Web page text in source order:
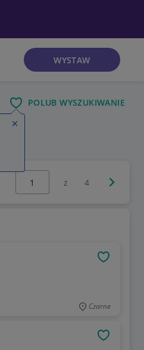
WYSTAW
POLUB WYSZUKIWANIE
Wybierz stronę:
z 4
Czarne
Zamknij wskazówkę